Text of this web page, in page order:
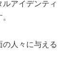
アイデンティ
人々に与える